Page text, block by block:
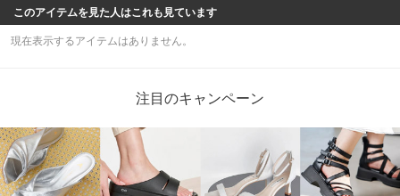
このアイテムを見た人はこれも見ています
現在表示するアイテムはありません。
注目のキャンペーン